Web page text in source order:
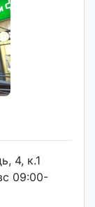
4, к.1
09:00-